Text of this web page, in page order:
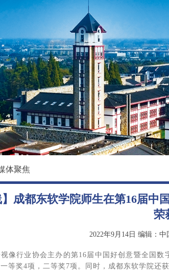
组织机构
理念特色
大 事 记
领导关怀
校园环境
影像东软
大学精神
数字艺术与设计学院
外国语学院
健康医疗科技学院
数智应用技术学院
国际教育学院
数据科学与基础学院
马克思主义学院
继续教育（培训）学院
退役军人教育学院
媒
体聚焦
】成都东软学院师生在第16届
荣
2022年9月14日 编辑：中
像行业协会主办的第16届中国好创意暨全国
等奖4项，二等奖7项。同时，成都东软学院还